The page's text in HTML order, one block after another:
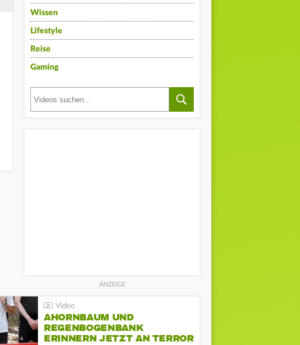
Wissen
Lifestyle
Reise
Gaming
AHORNBAUM UND
REGENBOGENBANK
ERINNERN JETZT AN TERROR